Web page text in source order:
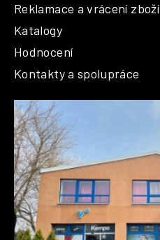
Reklamace a vrácení zboží
Katalogy
Hodnocení
Kontakty a spolupráce